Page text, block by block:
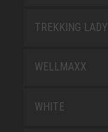
TREKKING LADY
WELLMAXX
WHITE